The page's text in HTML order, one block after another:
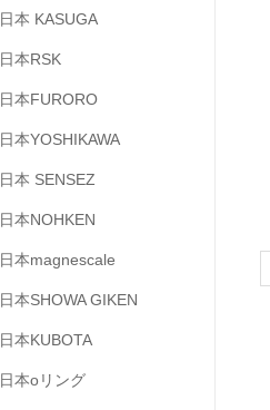
日本 KASUGA
日本RSK
日本FURORO
日本YOSHIKAWA
日本 SENSEZ
日本NOHKEN
日本magnescale
日本SHOWA GIKEN
日本KUBOTA
日本oリング